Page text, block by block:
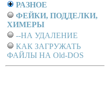
РАЗНОЕ
ФЕЙКИ, ПОДДЕЛКИ,
ХИМЕРЫ
--НА УДАЛЕНИЕ
КАК ЗАГРУЖАТЬ
ФАЙЛЫ НА Old-DOS